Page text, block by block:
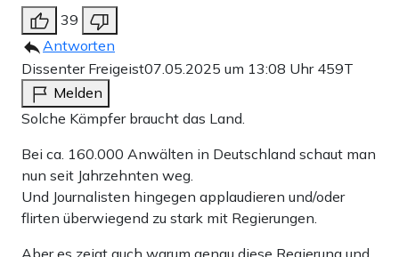
39
Antworten
Dissenter Freigeist07.05.2025 um 13:08 Uhr 459T
Melden
Solche Kämpfer braucht das Land.
Bei ca. 160.000 Anwälten in Deutschland schaut man
nun seit Jahrzehnten weg.
Und Journalisten hingegen applaudieren und/oder
flirten überwiegend zu stark mit Regierungen.